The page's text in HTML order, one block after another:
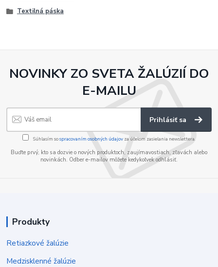
Textilná páska
NOVINKY ZO SVETA ŽALÚZIÍ DO
E-MAILU
Prihlásiť sa
Súhlasím sospracovaním osobných údajov za účelom zasielania newslettera.
Buďte prvý, kto sa dozvie o nových produktoch, zaujímavostiach, zľavách alebo
novinkách. Odber e-mailov môžete kedykoľvek odhlásiť.
Produkty
Retiazkové žalúzie
Medzisklenné žalúzie